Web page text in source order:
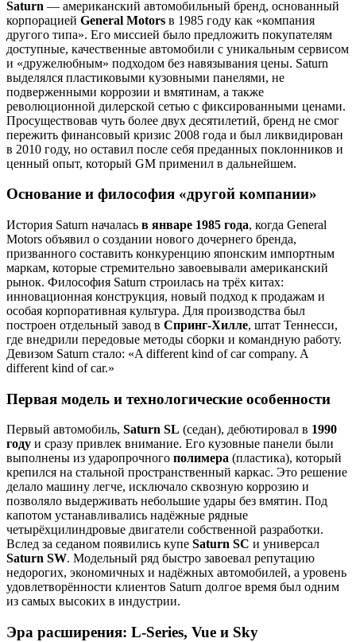
Saturn — американский автомобильный бренд, основанный
корпорацией General Motors в 1985 году как «компания
другого типа». Его миссией было предложить покупателям
доступные, качественные автомобили с уникальным сервисом
и «дружелюбным» подходом без навязывания цены. Saturn
выделялся пластиковыми кузовными панелями, не
подверженными коррозии и вмятинам, а также
революционной дилерской сетью с фиксированными ценами.
Просуществовав чуть более двух десятилетий, бренд не смог
пережить финансовый кризис 2008 года и был ликвидирован
в 2010 году, но оставил после себя преданных поклонников и
ценный опыт, который GM применил в дальнейшем.
Основание и философия «другой компании»
История Saturn началась в январе 1985 года, когда General
Motors объявил о создании нового дочернего бренда,
призванного составить конкуренцию японским импортным
маркам, которые стремительно завоевывали американский
рынок. Философия Saturn строилась на трёх китах:
инновационная конструкция, новый подход к продажам и
особая корпоративная культура. Для производства был
построен отдельный завод в Спринг-Хилле, штат Теннесси,
где внедрили передовые методы сборки и командную работу.
Девизом Saturn стало: «A different kind of car company. A
different kind of car.»
Первая модель и технологические особенности
Первый автомобиль, Saturn SL (седан), дебютировал в 1990
году и сразу привлек внимание. Его кузовные панели были
выполнены из ударопрочного полимера (пластика), который
крепился на стальной пространственный каркас. Это решение
делало машину легче, исключало сквозную коррозию и
позволяло выдерживать небольшие удары без вмятин. Под
капотом устанавливались надёжные рядные
четырёхцилиндровые двигатели собственной разработки.
Вслед за седаном появились купе Saturn SC и универсал
Saturn SW. Модельный ряд быстро завоевал репутацию
недорогих, экономичных и надёжных автомобилей, а уровень
удовлетворённости клиентов Saturn долгое время был одним
из самых высоких в индустрии.
Эра расширения: L-Series, Vue и Sky